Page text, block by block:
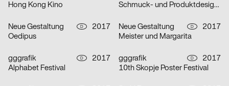
Hong Kong Kino
Schmuck- und Produktdesignausstellung im Stadtmuseum Düsseldorf
Neue Gestaltung D
2017
Oedipus
Neue Gestaltung D
2017
Meister und Margarita
gggrafik D
2017
Alphabet Festival
gggrafik D
2017
10th Skopje Poster Festival